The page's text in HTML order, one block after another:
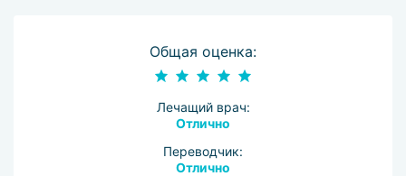
Общая оценка:
Лечащий врач:
Отлично
Переводчик:
Отлично